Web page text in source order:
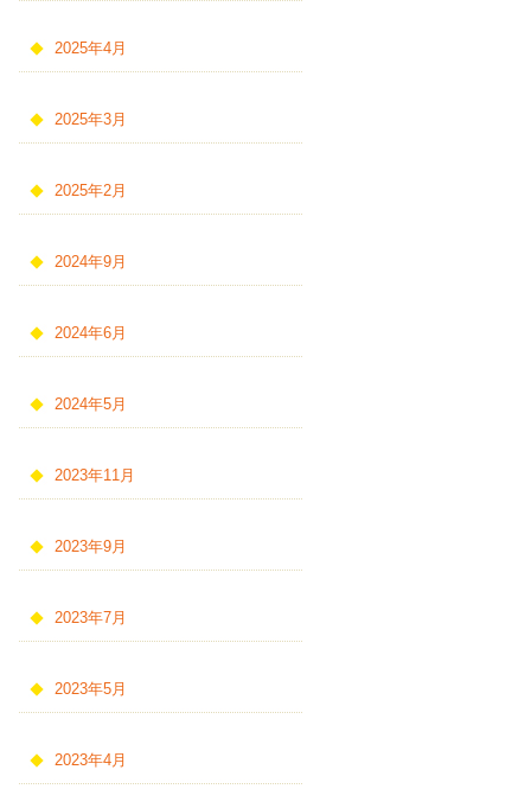
2025年4月
2025年3月
2025年2月
2024年9月
2024年6月
2024年5月
2023年11月
2023年9月
2023年7月
2023年5月
2023年4月